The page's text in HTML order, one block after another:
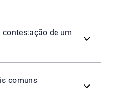
de um
comuns